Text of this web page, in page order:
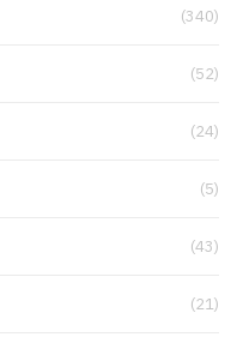
(340)
(52)
(24)
(5)
(43)
(21)